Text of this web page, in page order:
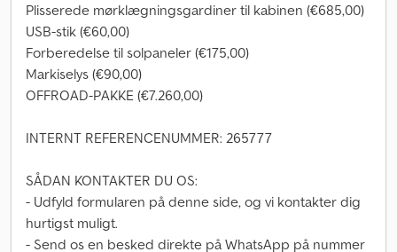
Plisserede mørklægningsgardiner til kabinen (€685,00)
USB-stik (€60,00)
Forberedelse til solpaneler (€175,00)
Markiselys (€90,00)
OFFROAD-PAKKE (€7.260,00)
INTERNT REFERENCENUMMER: 265777
SÅDAN KONTAKTER DU OS:
- Udfyld formularen på denne side, og vi kontakter dig
hurtigst muligt.
- Send os en besked direkte på WhatsApp på nummer